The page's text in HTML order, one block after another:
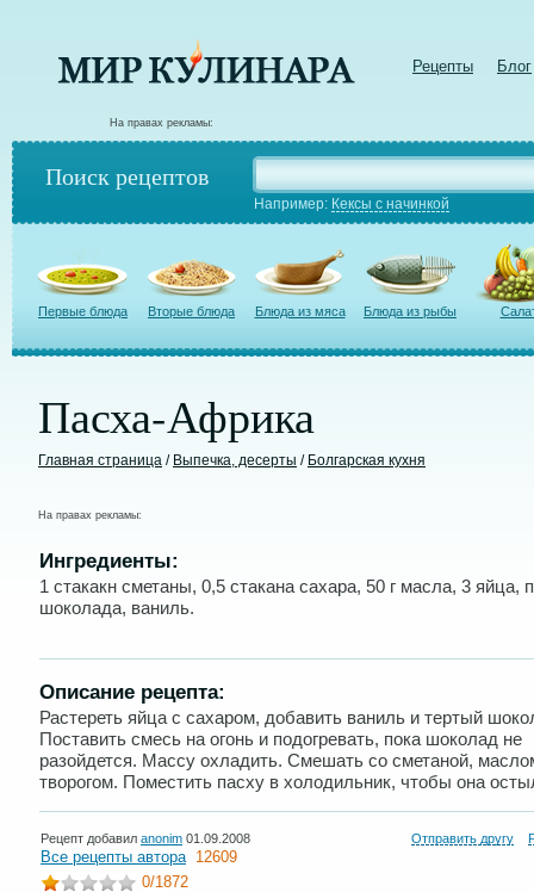
Рецепты Блог
На правах рекламы:
Поиск рецептов
Например: Кексы с начинкой
Первые блюда Вторые блюда Блюда из мяса Блюда из рыбы
Пасха-Африка
Главная страница / Выпечка, десерты / Болгарская кухня
На правах рекламы:
Ингредиенты:
1 стакакн сметаны, 0,5 стакана сахара, 50 г масла, 3 яйца,
шоколада, ваниль.
Описание рецепта:
Растереть яйца с сахаром, добавить ваниль и тертый
Поставить смесь на огонь и подогревать, пока шоколад не
разойдется. Массу охладить. Смешать со сметаной,
творогом. Поместить пасху в холодильник, чтобы она
Рецепт добавил anonim 01.09.2008 Отправить другу
Все рецепты автора 12609
0/1872